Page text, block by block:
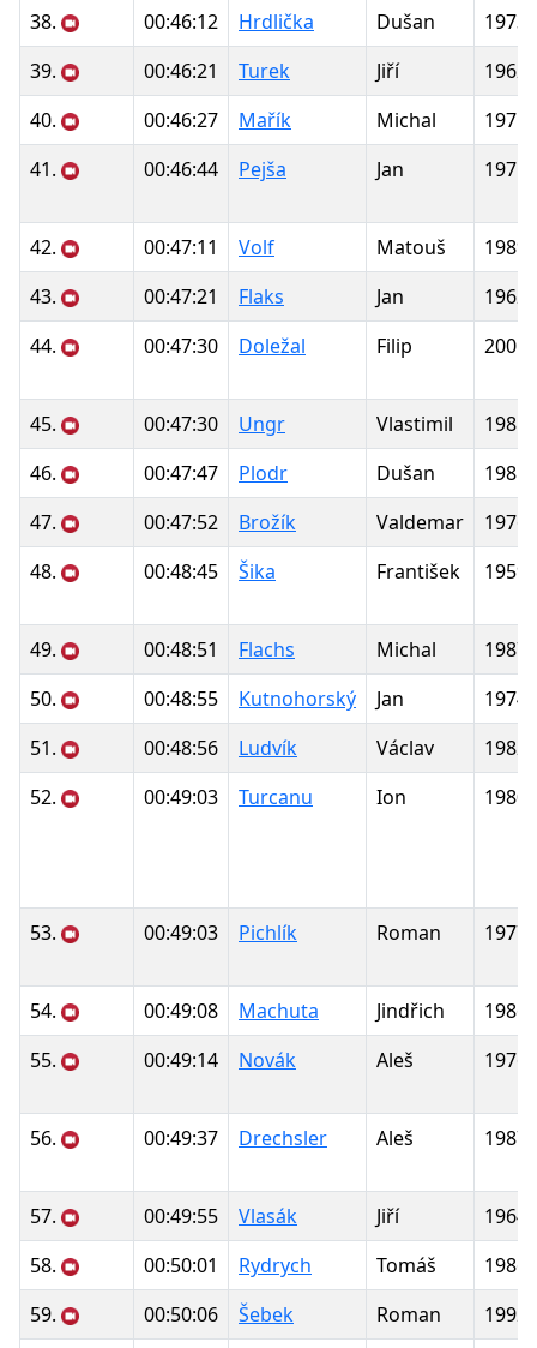
38. 00:46:12 Hrdlička Dušan
1973
39.
00:46:21 Turek Jiří
1962
40.
00:46:27 Mařík Michal
1975
41.
00:46:44 Pejša Jan 1975
42. 00:47:11 Volf Matouš
1989
43.
00:47:21 Flaks Jan
1962
44.
00:47:30 Doležal Filip 2005
45. 00:47:30 Ungr Vlastimil
1981
46.
00:47:47 Plodr Dušan
1981
47.
00:47:52 Brožík Valdemar
1976
48.
00:48:45 Šika František 1959
49. 00:48:51 Flachs Michal
1987
50.
00:48:55 Kutnohorský Jan
1974
51.
00:48:56 Ludvík Václav
1982
52.
00:49:03 Turcanu Ion 1980
53. 00:49:03 Pichlík Roman 1977
54. 00:49:08 Machuta Jindřich
1986
55.
00:49:14 Novák Aleš 1976
56. 00:49:37 Drechsler Aleš 1987
57. 00:49:55 Vlasák Jiří
1964
58.
00:50:01 Rydrych Tomáš
1986
59.
00:50:06 Šebek Roman
1992